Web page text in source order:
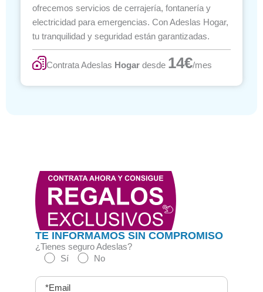
ofrecemos servicios de cerrajería, fontanería y
electricidad para emergencias. Con Adeslas Hogar,
tu tranquilidad y seguridad están garantizadas.
Contrata Adeslas Hogar desde 14€/mes
TE INFORMAMOS SIN COMPROMISO
¿Tienes seguro Adeslas?
Sí
No